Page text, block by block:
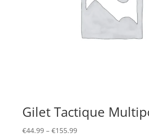
Gilet Tactique
€44.99– €155.99